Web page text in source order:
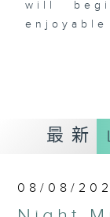
will
enjoyable
When
「長夜細
品，每晚亦
如果哪天你
最新
08/08/